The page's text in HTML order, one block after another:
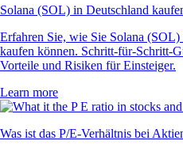
Solana (SOL) in Deutschland
Erfahren Sie, wie Sie Solana
kaufen können. Schritt-für-Schritt-
Vorteile und Risiken für Einsteiger.
Learn more
Was ist das P/E-Verhältnis bei